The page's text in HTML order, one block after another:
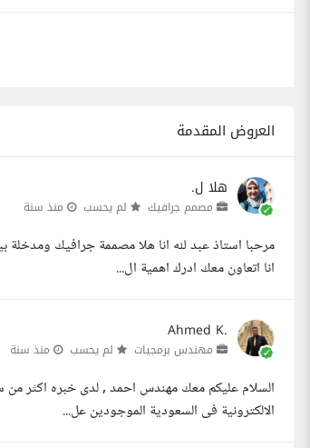
العروض المقدمة
هلا ل.
مصمم جرافيك لم يحسب منذ سنة
مرحبا استاذ عبد لله انا هلا مصممة جرافيك
انا اتعاون معك ادرك اهمية ال...
Ahmed K.
مهندس برمجيات لم يحسب منذ سنة
الالكترونية فى السعودية الموجودين عل...